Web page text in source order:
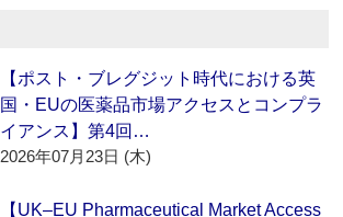
【ポスト・ブレグジット時代における英
国・EUの医薬品市場アクセスとコンプラ
イアンス】第4回…
2026年07月23日 (木)
【UK–EU Pharmaceutical Market Access